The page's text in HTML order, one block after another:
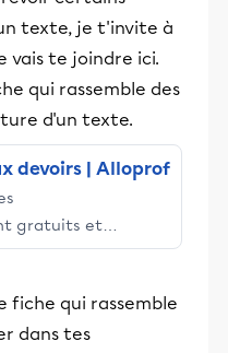
texte, je t'invite à
vais te joindre ici.
qui rassemble des
d'un texte.
devoirs | Alloprof
gratuits et
engage les élèves
fiche qui rassemble
dans tes